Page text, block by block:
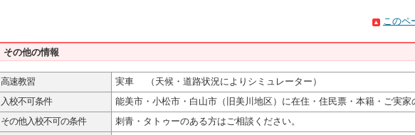
このペ
その他の情報
高速教習
実車 （天候・道路状況によりシミュレーター）
入校不可条件
能美市・小松市・白山市（旧美川地区）に在住・住民票・本籍・ご実家
その他入校不可の条件
刺青・タトゥーのある方はご相談ください。